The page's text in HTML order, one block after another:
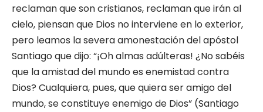
reclaman que son cristianos, reclaman que irán al
cielo, piensan que Dios no interviene en lo exterior,
pero leamos la severa amonestación del apóstol
Santiago que dijo: “¡Oh almas adúlteras! ¿No sabéis
que la amistad del mundo es enemistad contra
Dios? Cualquiera, pues, que quiera ser amigo del
mundo, se constituye enemigo de Dios” (Santiago